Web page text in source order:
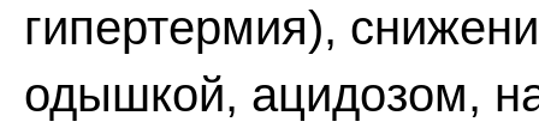
гипертермия),
одышкой, ацидозом,